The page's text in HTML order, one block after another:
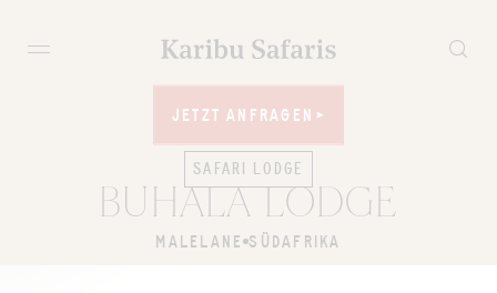
JETZT ANFRAGEN
JETZT ANFRAGEN
SAFARI LODGE
BUHALA LODGE
MALELANE SÜDAFRIKA